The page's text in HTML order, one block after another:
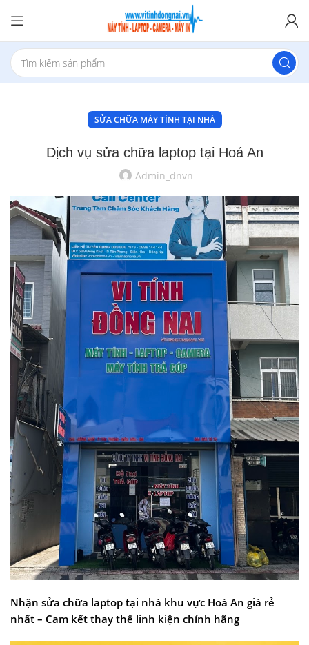
SỬA CHỮA MÁY TÍNH TẠI NHÀ
Dịch vụ sửa chữa laptop tại Hoá An
Admin_dnvn
Nhận sửa chữa laptop tại nhà khu vực Hoá An giá rẻ
nhất – Cam kết thay thế linh kiện chính hãng